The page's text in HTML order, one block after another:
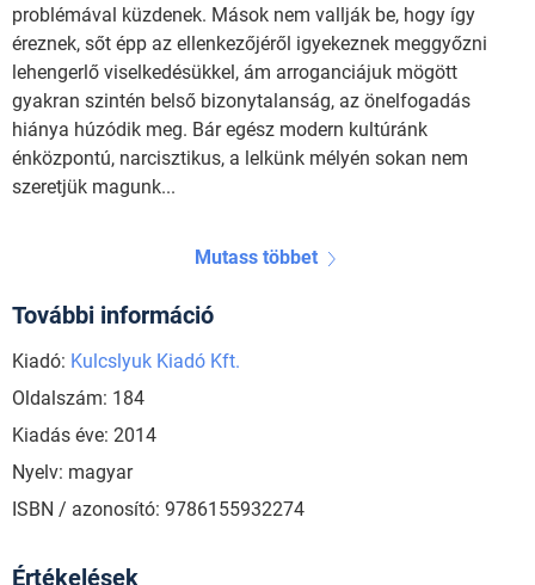
problémával küzdenek. Mások nem vallják be, hogy így
éreznek, sőt épp az ellenkezőjéről igyekeznek meggyőzni
lehengerlő viselkedésükkel, ám arroganciájuk mögött
gyakran szintén belső bizonytalanság, az önelfogadás
hiánya húzódik meg. Bár egész modern kultúránk
énközpontú, narcisztikus, a lelkünk mélyén sokan nem
szeretjük magunk...
Mutass többet
További információ
Kiadó: Kulcslyuk Kiadó Kft.
Oldalszám: 184
Kiadás éve: 2014
Nyelv: magyar
ISBN / azonosító: 9786155932274
Értékelések